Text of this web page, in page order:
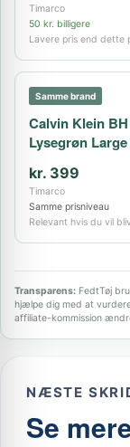
Timarco
50 kr. billigere
Lavere pris end dette
Samme brand
Calvin Klein
Lysegrøn
kr. 399
Timarco
Samme prisniveau
Relevant hvis du vil
Transparens: FedtTøj
hjælpe dig med at
affiliate-kommission
NÆSTE
Se